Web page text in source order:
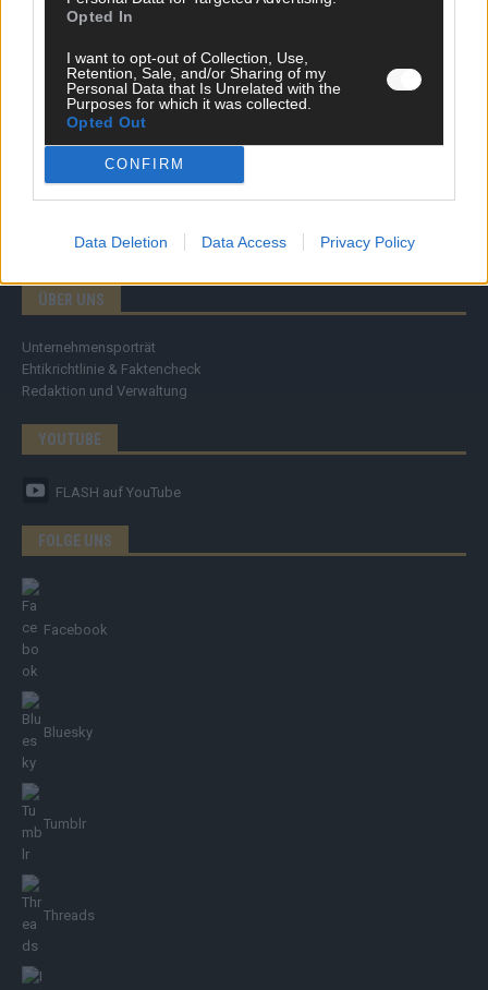
Opted In
I want to opt-out of Collection, Use,
Retention, Sale, and/or Sharing of my
Personal Data that Is Unrelated with the
Purposes for which it was collected.
Opted Out
CONFIRM
Data Deletion Data Access Privacy Policy
Meinung
Eurovision
FLASH – DAS VIDEOPORTAL
ÜBER UNS
Unternehmensporträt
Ehtikrichtlinie & Faktencheck
Redaktion und Verwaltung
YOUTUBE
FLASH auf YouTube
FOLGE UNS
Facebook
Bluesky
Tumblr
Threads